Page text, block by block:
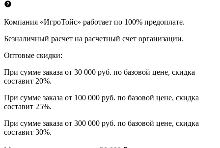
Компания «ИгроТойс» работает по 100% предоплате.
Безналичный расчет на расчетный счет организации.
Оптовые скидки:
При сумме заказа от 30 000 руб. по базовой цене, скидка
составит 20%.
При сумме заказа от 100 000 руб. по базовой цене, скидка
составит 25%.
При сумме заказа от 300 000 руб. по базовой цене, скидка
составит 30%.